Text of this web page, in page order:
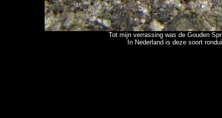
Tot mijn verrassing was de Gouden
In Nederland is deze soort